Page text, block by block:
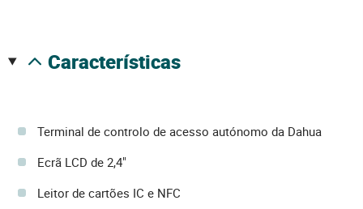
características
Terminal de controlo de acesso autónomo da Dahua
Ecrã LCD de 2,4"
Leitor de cartões IC e NFC